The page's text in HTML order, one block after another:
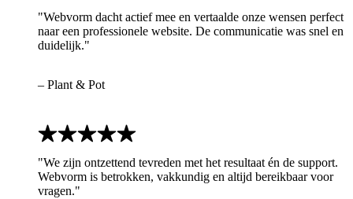
"Webvorm dacht actief mee en vertaalde onze wensen perfect
naar een professionele website. De communicatie was snel en
duidelijk."
– Plant & Pot
"We zijn ontzettend tevreden met het resultaat én de support.
Webvorm is betrokken, vakkundig en altijd bereikbaar voor
vragen."